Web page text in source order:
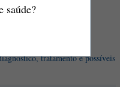
saúde?
ela?
que deve ser feito?
tratamento e possíveis